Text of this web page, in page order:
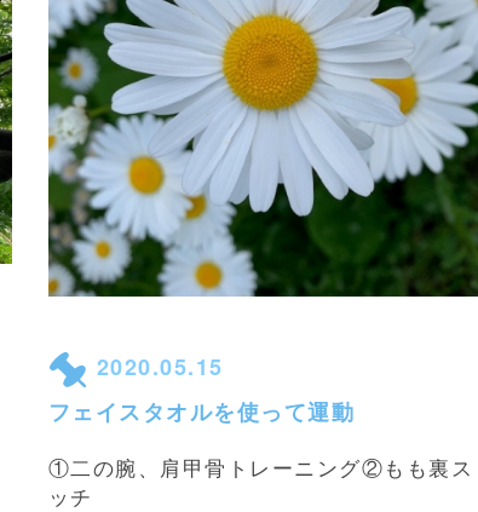
2020.05.15
フェイスタオルを使って運動
①二の腕、肩甲骨トレーニング②もも裏ス
ッチ